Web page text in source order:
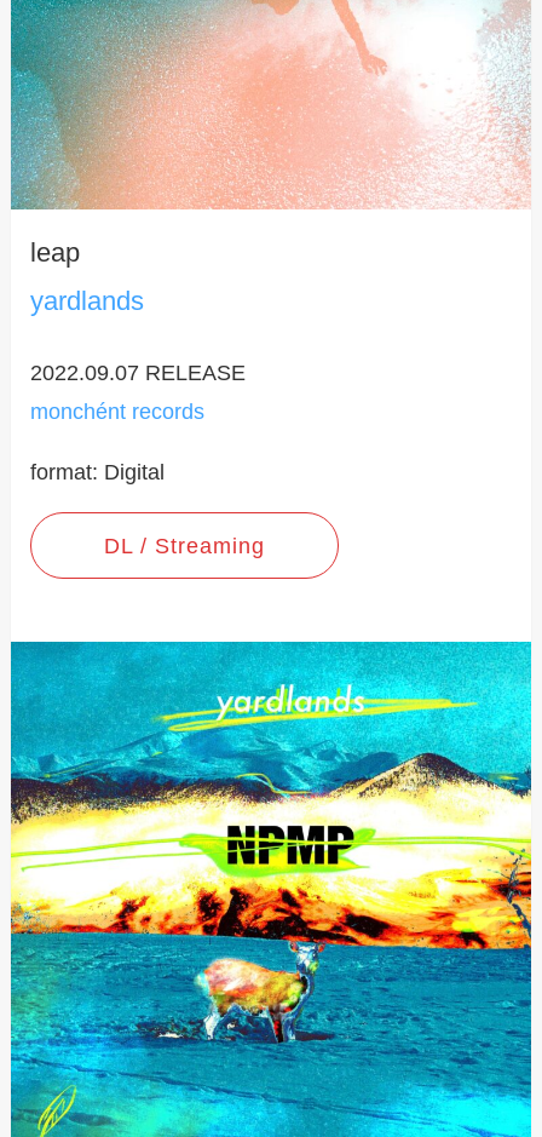
leap
yardlands
2022.09.07 RELEASE
monchént records
format: Digital
DL / Streaming